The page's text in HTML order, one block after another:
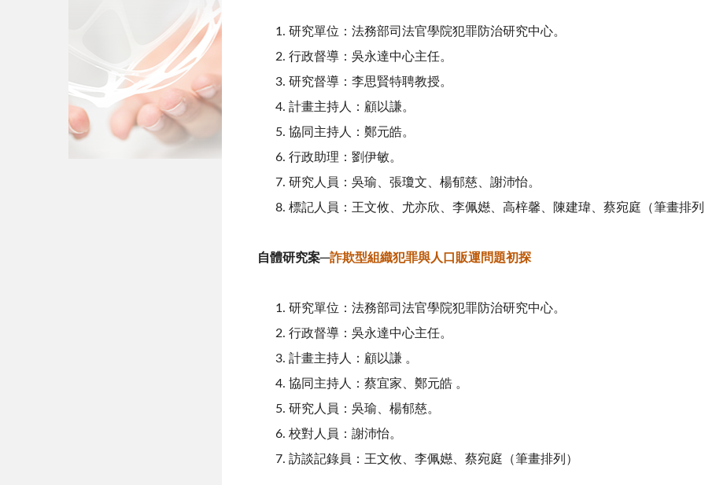
研究單位：法務部司法官學院犯罪防治研究中心。
行政督導：吳永達中心主任。
研究督導：李思賢特聘教授。
計畫主持人：顧以謙。
協同主持人：鄭元皓。
行政助理：劉伊敏。
研究人員：吳瑜、張瓊文、楊郁慈、謝沛怡。
標記人員：王文攸、尤亦欣、李佩嬨、高梓馨、陳建瑋、蔡宛庭（筆畫排
自體研究案─詐欺型組織犯罪與人口販運問題初探
研究單位：法務部司法官學院犯罪防治研究中心。
行政督導：吳永達中心主任。
計畫主持人：顧以謙 。
協同主持人：蔡宜家、鄭元皓 。
研究人員：吳瑜、楊郁慈。
校對人員：謝沛怡。
訪談記錄員：王文攸、李佩嬨、蔡宛庭（筆畫排列）